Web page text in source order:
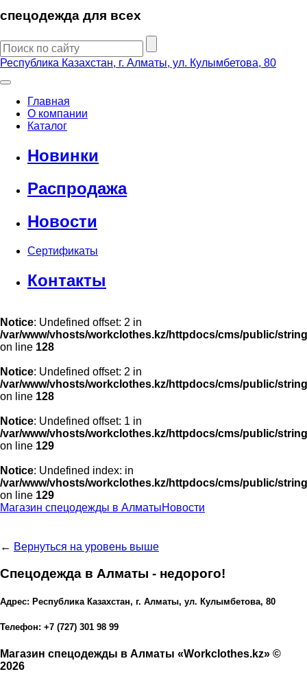
спецодежда для всех
Республика Казахстан, г. Алматы, ул. Кулымбетова, 80
Главная
О компании
Каталог
Новинки
Распродажа
Новости
Сертификаты
Контакты
Notice: Undefined offset: 2 in
/var/www/vhosts/workclothes.kz/httpdocs/cms/public/
on line 128
Notice: Undefined offset: 2 in
/var/www/vhosts/workclothes.kz/httpdocs/cms/public/
on line 128
Notice: Undefined offset: 1 in
/var/www/vhosts/workclothes.kz/httpdocs/cms/public/
on line 129
Notice: Undefined index: in
/var/www/vhosts/workclothes.kz/httpdocs/cms/public/
on line 129
Магазин спецодежды в АлматыНовости
← Вернуться на уровень выше
Спецодежда в Алматы - недорого!
Адрес: Республика Казахстан, г. Алматы, ул. Кулымбетова, 80
Телефон: +7 (727) 301 98 99
Магазин спецодежды в Алматы «Workclothes.kz» ©
2026